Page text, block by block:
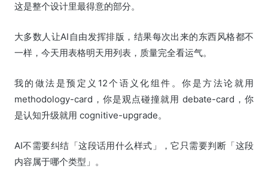
这是整个设计里最得意的部分。
大多数人让AI自由发挥排版，结果每次出来的东西风格都不
一样，今天用表格明天用列表，质量完全看运气。
我的做法是预定义12个语义化组件。你是方法论就用
methodology-card，你是观点碰撞就用 debate-card，你
是认知升级就用 cognitive-upgrade。
AI不需要纠结「这段话用什么样式」，它只需要判断「这段
内容属于哪个类型」。